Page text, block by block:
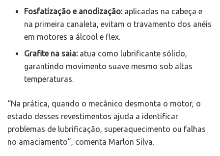
Fosfatização e anodização:aplicadas na cabeça e
na primeira canaleta, evitam o travamento dos anéis
em motores a álcool e flex.
Grafite na saia:atua como lubrificante sólido,
garantindo movimento suave mesmo sob altas
temperaturas.
“Na prática, quando o mecânico desmonta o motor, o
estado desses revestimentos ajuda a identificar
problemas de lubrificação, superaquecimento ou falhas
no amaciamento”, comenta Marlon Silva.